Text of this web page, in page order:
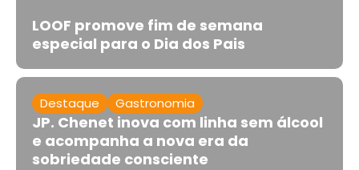
LOOF promove fim de semana
especial para o Dia dos Pais
Destaque Gastronomia
JP. Chenet inova com linha sem álcool
e acompanha a nova era da
sobriedade consciente